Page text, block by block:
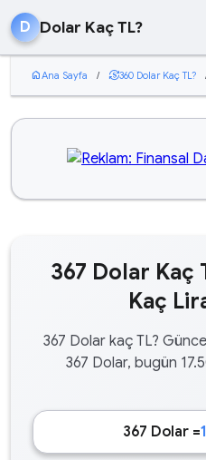
D Dolar Kaç TL?
homeAna Sayfa / currency_exchange360 Dolar Kaç TL?
367 Dolar Kaç
Kaç
367 Dolar kaç TL?
367 Dolar, bugün
367 Dolar =